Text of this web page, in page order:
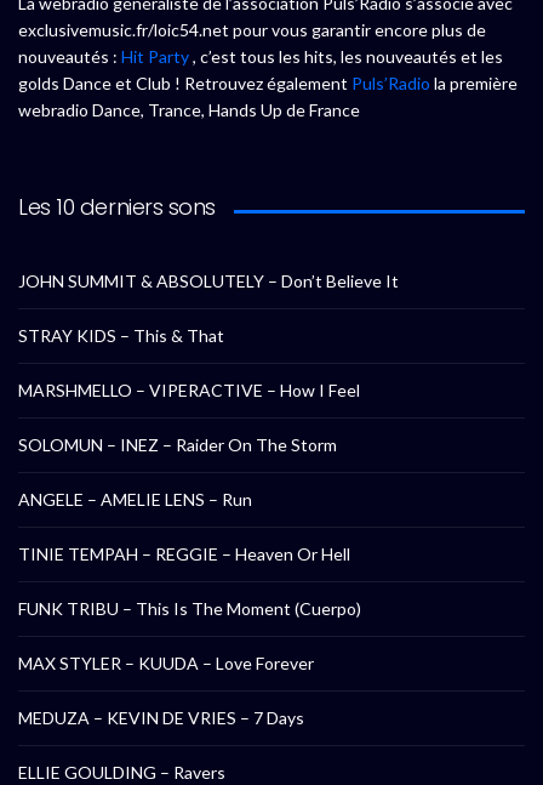
exclusivemusic.fr/loic54.net pour vous garantir encore plus de
nouveautés : Hit Party, c’est tous les hits, les nouveautés et les
golds Dance et Club ! Retrouvez également Puls’Radio la première
webradio Dance, Trance, Hands Up de France
Les 10 derniers sons
JOHN SUMMIT & ABSOLUTELY – Don’t Believe It
STRAY KIDS – This & That
MARSHMELLO – VIPERACTIVE – How I Feel
SOLOMUN – INEZ – Raider On The Storm
ANGELE – AMELIE LENS – Run
TINIE TEMPAH – REGGIE – Heaven Or Hell
FUNK TRIBU – This Is The Moment (Cuerpo)
MAX STYLER – KUUDA – Love Forever
MEDUZA – KEVIN DE VRIES – 7 Days
ELLIE GOULDING – Ravers